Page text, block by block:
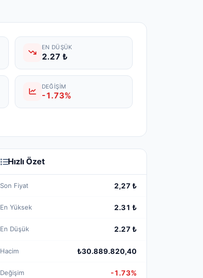
EN DÜŞÜK
2.27 ₺
DEĞIŞIM
-1.73%
Hızlı Özet
Son Fiyat 2,27 ₺
En Yüksek 2.31 ₺
En Düşük 2.27 ₺
Hacim ₺30.889.820,40
Değişim -1.73%